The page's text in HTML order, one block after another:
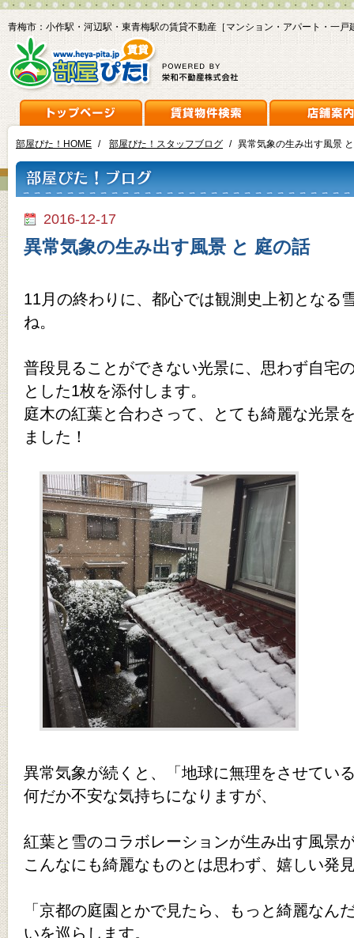
青梅市：小作駅・河辺駅・東青梅駅の賃貸不動産［マンション・アパート・一戸
部屋ぴた！HOME / 部屋ぴた！スタッフブログ / 異常気象の生み出す風景
2016-12-17
異常気象の生み出す風景 と 庭の話
11月の終わりに、都心では観測史上初となる
ね。
普段見ることができない光景に、思わず自宅
とした1枚を添付します。
庭木の紅葉と合わさって、とても綺麗な光景
ました！
異常気象が続くと、「地球に無理をさせてい
何だか不安な気持ちになりますが、
紅葉と雪のコラボレーションが生み出す風景
こんなにも綺麗なものとは思わず、嬉しい発
「京都の庭園とかで見たら、もっと綺麗なん
いを巡らします。